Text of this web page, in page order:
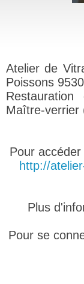
Atelier de
Poissons
Maître-verrier
Pour
http://
Plus
Pour se